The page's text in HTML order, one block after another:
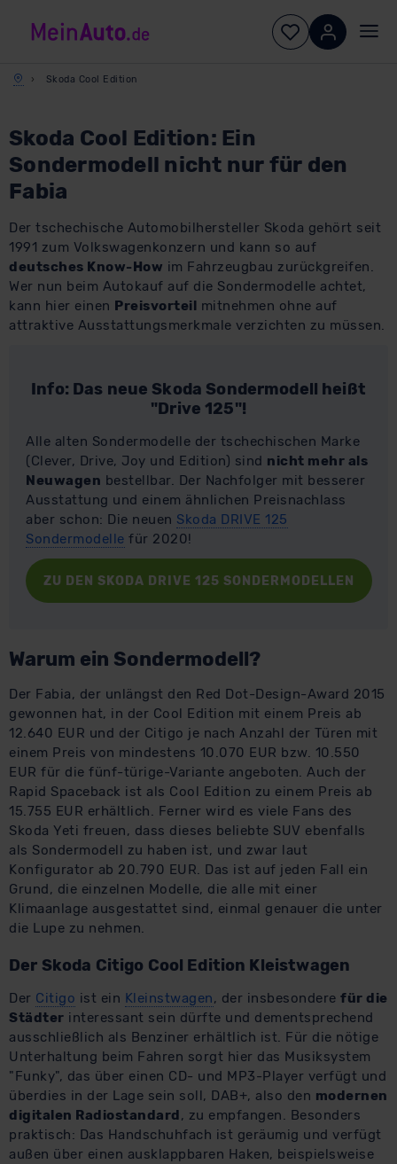
Skoda Cool Edition
Skoda Cool Edition: Ein
Sondermodell nicht nur für den
Fabia
Der tschechische Automobilhersteller Skoda gehört seit
1991 zum Volkswagenkonzern und kann so auf
deutsches Know-How im Fahrzeugbau zurückgreifen.
Wer nun beim Autokauf auf die Sondermodelle achtet,
kann hier einen Preisvorteil mitnehmen ohne auf
attraktive Ausstattungsmerkmale verzichten zu müssen.
Info: Das neue Skoda Sondermodell heißt
"Drive 125"!
Alle alten Sondermodelle der tschechischen Marke
(Clever, Drive, Joy und Edition) sind nicht mehr als
Neuwagen bestellbar. Der Nachfolger mit besserer
Ausstattung und einem ähnlichen Preisnachlass
aber schon: Die neuen Skoda DRIVE 125
Sondermodelle für 2020!
ZU DEN SKODA DRIVE 125 SONDERMODELLEN
Warum ein Sondermodell?
Der Fabia, der unlängst den Red Dot-Design-Award 2015
gewonnen hat, in der Cool Edition mit einem Preis ab
12.640 EUR und der Citigo je nach Anzahl der Türen mit
einem Preis von mindestens 10.070 EUR bzw. 10.550
EUR für die fünf-türige-Variante angeboten. Auch der
Rapid Spaceback ist als Cool Edition zu einem Preis ab
15.755 EUR erhältlich. Ferner wird es viele Fans des
Skoda Yeti freuen, dass dieses beliebte SUV ebenfalls
als Sondermodell zu haben ist, und zwar laut
Konfigurator ab 20.790 EUR. Das ist auf jeden Fall ein
Grund, die einzelnen Modelle, die alle mit einer
Klimaanlage ausgestattet sind, einmal genauer die unter
die Lupe zu nehmen.
Der Skoda Citigo Cool Edition Kleistwagen
Der Citigo ist ein Kleinstwagen, der insbesondere für die
Städter interessant sein dürfte und dementsprechend
ausschließlich als Benziner erhältlich ist. Für die nötige
Unterhaltung beim Fahren sorgt hier das Musiksystem
"Funky", das über einen CD- und MP3-Player verfügt und
überdies in der Lage sein soll, DAB+, also den modernen
digitalen Radiostandard, zu empfangen. Besonders
praktisch: Das Handschuhfach ist geräumig und verfügt
außen über einen ausklappbaren Haken, beispielsweise